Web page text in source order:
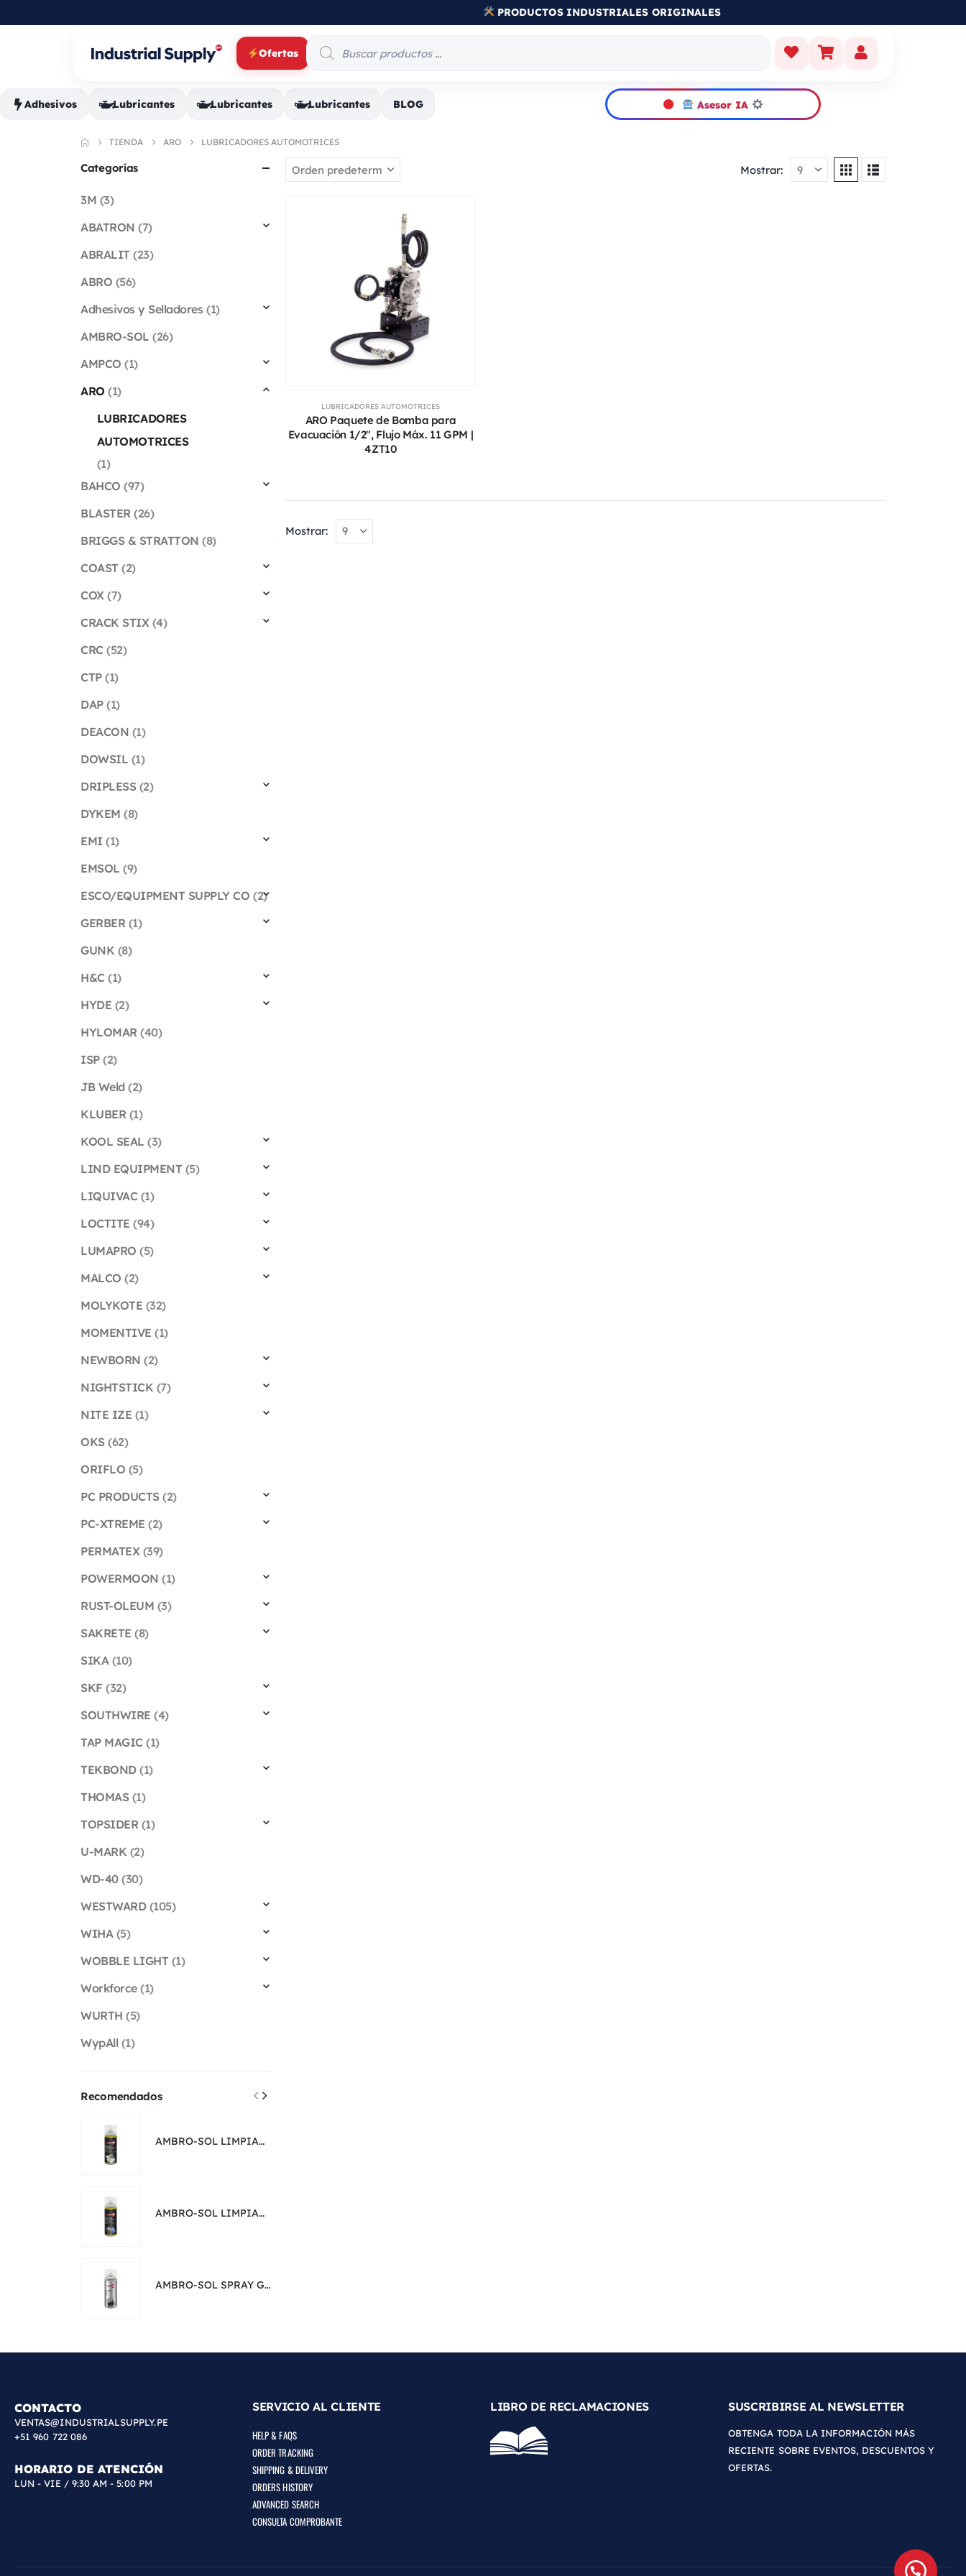
Ofertas
Adhesivos Lubricantes Lubricantes Lubricantes BLOG Asesor IA
TIENDA ARO LUBRICADORES AUTOMOTRICES
Mostrar:
LUBRICADORES AUTOMOTRICES
ARO Paquete de Bomba para
Evacuación 1/2", Flujo Máx. 11 GPM |
4ZT10
Mostrar:
Categorías
3M (3)
ABATRON (7)
ABRALIT (23)
ABRO (56)
Adhesivos y Selladores (1)
AMBRO-SOL (26)
AMPCO (1)
ARO (1)
LUBRICADORES
AUTOMOTRICES
(1)
BAHCO (97)
BLASTER (26)
BRIGGS & STRATTON (8)
COAST (2)
COX (7)
CRACK STIX (4)
CRC (52)
CTP (1)
DAP (1)
DEACON (1)
DOWSIL (1)
DRIPLESS (2)
DYKEM (8)
EMI (1)
EMSOL (9)
ESCO/EQUIPMENT SUPPLY CO (2)
GERBER (1)
GUNK (8)
H&C (1)
HYDE (2)
HYLOMAR (40)
ISP (2)
JB Weld (2)
KLUBER (1)
KOOL SEAL (3)
LIND EQUIPMENT (5)
LIQUIVAC (1)
LOCTITE (94)
LUMAPRO (5)
MALCO (2)
MOLYKOTE (32)
MOMENTIVE (1)
NEWBORN (2)
NIGHTSTICK (7)
NITE IZE (1)
OKS (62)
ORIFLO (5)
PC PRODUCTS (2)
PC-XTREME (2)
PERMATEX (39)
POWERMOON (1)
RUST-OLEUM (3)
SAKRETE (8)
SIKA (10)
SKF (32)
SOUTHWIRE (4)
TAP MAGIC (1)
TEKBOND (1)
THOMAS (1)
TOPSIDER (1)
U-MARK (2)
WD-40 (30)
WESTWARD (105)
WIHA (5)
WOBBLE LIGHT (1)
Workforce (1)
WURTH (5)
WypAll (1)
Recomendados
AMBRO-SOL LIMPIADOR DE CONTACTO DIELÉCTRICO OLEOSO ANTIOXIDANTE | 400 ML
AMBRO-SOL LIMPIADOR DE CONTACTO SECO | 400 ML
AMBRO-SOL SPRAY GALVANIZADOR FRÍO ZINC 98% GRIS BRILLANTE CROMADO | 400 ML
CONTACTO
VENTAS@INDUSTRIALSUPPLY.PE
+51 960 722 086
HORARIO DE ATENCIÓN
LUN - VIE / 9:30 AM - 5:00 PM
SERVICIO AL CLIENTE
HELP & FAQS
ORDER TRACKING
SHIPPING & DELIVERY
ORDERS HISTORY
ADVANCED SEARCH
CONSULTA COMPROBANTE
LIBRO DE RECLAMACIONES SUSCRIBIRSE AL NEWSLETTER
OBTENGA TODA LA INFORMACIÓN MÁS
RECIENTE SOBRE EVENTOS, DESCUENTOS Y
OFERTAS.